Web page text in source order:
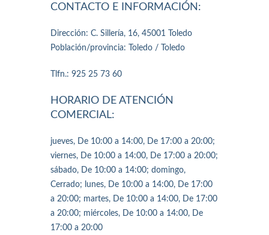
CONTACTO E INFORMACIÓN:
Dirección: C. Sillería, 16, 45001 Toledo
Población/provincia: Toledo / Toledo
Tlfn.: 925 25 73 60
HORARIO DE ATENCIÓN
COMERCIAL:
jueves, De 10:00 a 14:00, De 17:00 a 20:00;
viernes, De 10:00 a 14:00, De 17:00 a 20:00;
sábado, De 10:00 a 14:00; domingo,
Cerrado; lunes, De 10:00 a 14:00, De 17:00
a 20:00; martes, De 10:00 a 14:00, De 17:00
a 20:00; miércoles, De 10:00 a 14:00, De
17:00 a 20:00